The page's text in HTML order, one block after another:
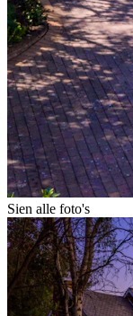
Sien alle foto's